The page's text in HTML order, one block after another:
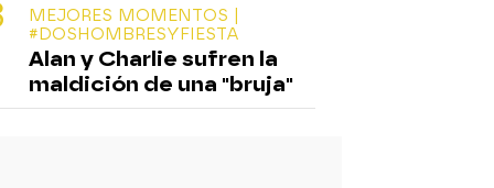
MEJORES MOMENTOS |
#DOSHOMBRESYFIESTA
Alan y Charlie sufren la
maldición de una "bruja"